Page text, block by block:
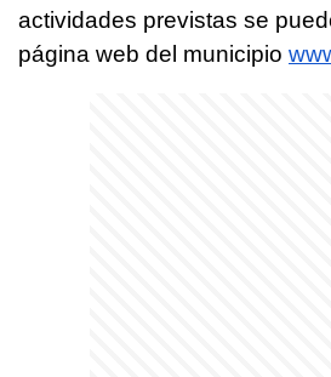
actividades previstas se
página web del municipio